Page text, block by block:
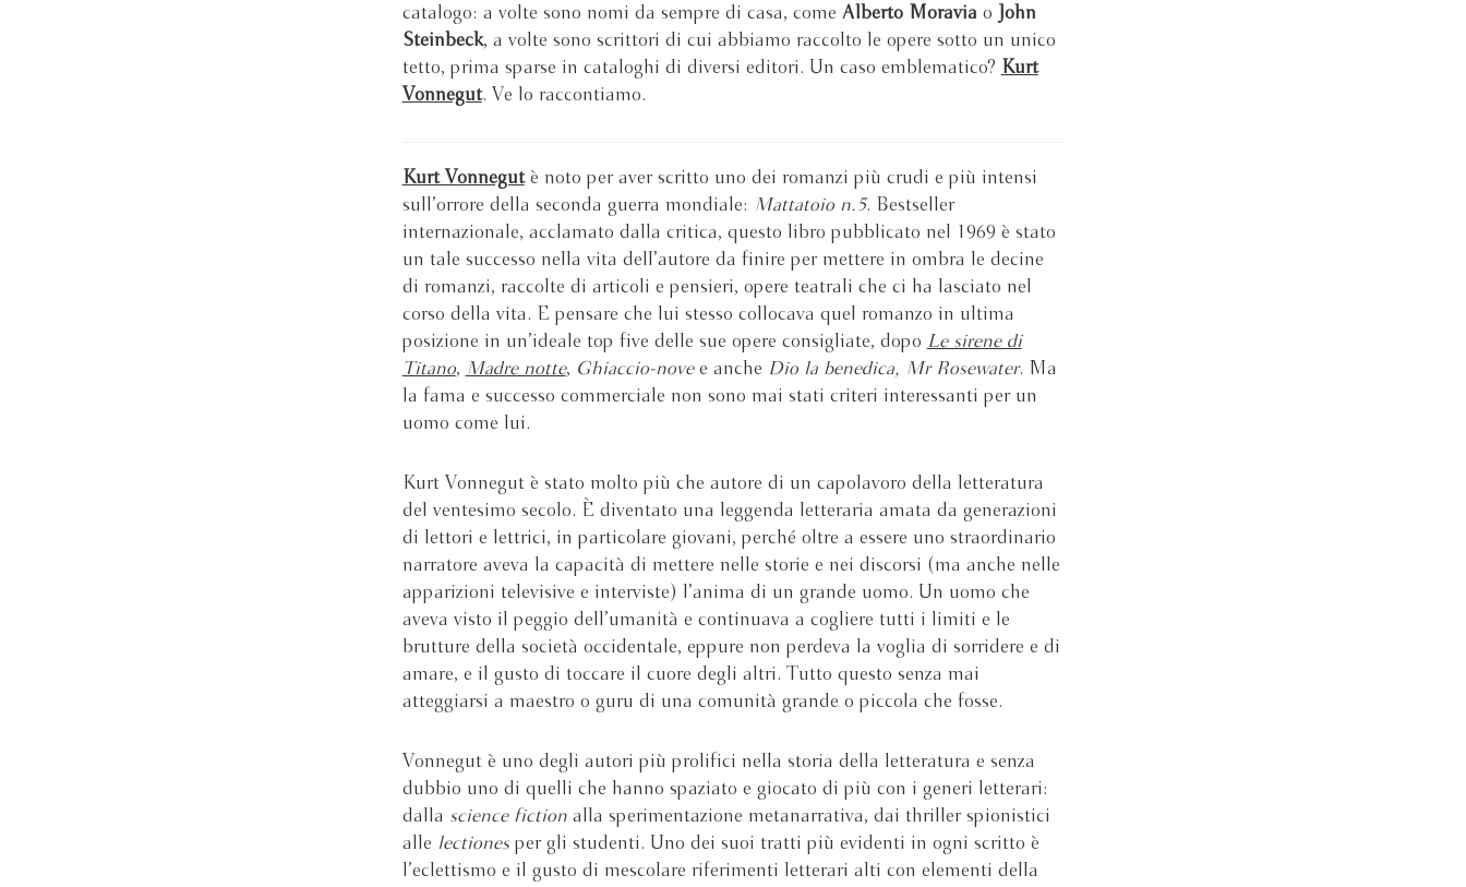
catalogo: a volte sono nomi da sempre di casa, come Alberto Moravia o
John
Steinbeck, a volte sono scrittori di cui abbiamo raccolto le opere sotto un unico
tetto, prima sparse in cataloghi di diversi editori. Un caso emblematico?
Kurt
Vonnegut. Ve lo raccontiamo.
Kurt Vonnegutè noto per aver scritto uno dei romanzi più crudi e più intensi
sull’orrore della seconda guerra mondiale: Mattatoio n.5. Bestseller
internazionale, acclamato dalla critica, questo libro pubblicato nel 1969 è stato
un tale successo nella vita dell’autore da finire per mettere in ombra le decine
di romanzi, raccolte di articoli e pensieri, opere teatrali che ci ha lasciato nel
corso della vita. E pensare che lui stesso collocava quel romanzo in ultima
posizione in un’ideale top five delle sue opere consigliate, dopo Le sirene di
Titano, Madre notte, Ghiaccio-novee anche Dio la benedica, Mr Rosewater. Ma
la fama e successo commerciale non sono mai stati criteri interessanti per un
uomo come lui.
Kurt Vonnegut è stato molto più che autore di un capolavoro della letteratura
del ventesimo secolo. È diventato una leggenda letteraria amata da generazioni
di lettori e lettrici, in particolare giovani, perché oltre a essere uno straordinario
narratore aveva la capacità di mettere nelle storie e nei discorsi (ma anche nelle
apparizioni televisive e interviste) l’anima di un grande uomo. Un uomo che
aveva visto il peggio dell’umanità e continuava a cogliere tutti i limiti e le
brutture della società occidentale, eppure non perdeva la voglia di sorridere e di
amare, e il gusto di toccare il cuore degli altri. Tutto questo senza mai
atteggiarsi a maestro o guru di una comunità grande o piccola che fosse.
Vonnegut è uno degli autori più prolifici nella storia della letteratura e senza
dubbio uno di quelli che hanno spaziato e giocato di più con i generi letterari:
dalla science fictionalla sperimentazione metanarrativa, dai thriller spionistici
alle lectionesper gli studenti. Uno dei suoi tratti più evidenti in ogni scritto è
l’eclettismo e il gusto di mescolare riferimenti letterari alti con elementi della